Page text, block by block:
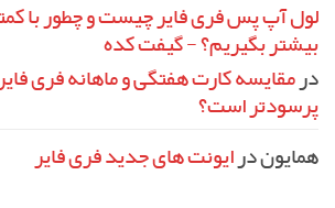
لول آپ پس فری فایر چیست و چطور با
بیشتر بگیریم؟ - گیفت کده
درمقایسه کارت هفتگی و ماهانه فری
پرسودتر است؟
همایوندرایونت‌ های جدید فری فایر